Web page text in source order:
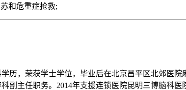
和危重症抢救;
历，荣获学士学位，毕业后在北京昌平区北郊医
副主任职务。2014年支援连锁医院昆明三博脑科